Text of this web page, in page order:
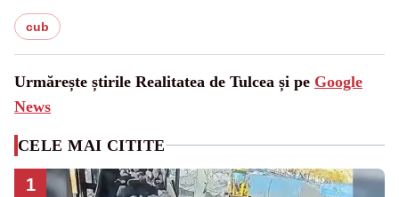
cub
Urmărește știrile Realitatea de Tulcea și pe Google
News
CELE MAI CITITE
1